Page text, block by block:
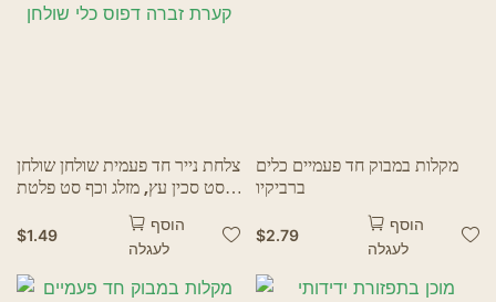
צלחת נייר חד פעמית שולחן שולחן
סט סכין עץ, מזלג וכף סט פלטת
נייר קערת נייר קערת זברה דפוס
כלי שולחן
$1.49
הוסף
לעגלה
מקלות במבוק חד פעמיים כלים
ברביקיו
$2.79
הוסף
לעגלה